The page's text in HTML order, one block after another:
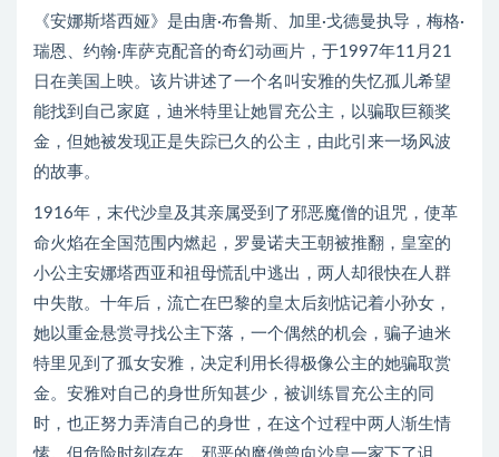
《安娜斯塔西娅》是由唐·布鲁斯、加里·戈德曼执导，梅格·
瑞恩、约翰·库萨克配音的奇幻动画片，于1997年11月21
日在美国上映。该片讲述了一个名叫安雅的失忆孤儿希望
能找到自己家庭，迪米特里让她冒充公主，以骗取巨额奖
金，但她被发现正是失踪已久的公主，由此引来一场风波
的故事。
1916年，末代沙皇及其亲属受到了邪恶魔僧的诅咒，使革
命火焰在全国范围内燃起，罗曼诺夫王朝被推翻，皇室的
小公主安娜塔西亚和祖母慌乱中逃出，两人却很快在人群
中失散。十年后，流亡在巴黎的皇太后刻惦记着小孙女，
她以重金悬赏寻找公主下落，一个偶然的机会，骗子迪米
特里见到了孤女安雅，决定利用长得极像公主的她骗取赏
金。安雅对自己的身世所知甚少，被训练冒充公主的同
时，也正努力弄清自己的身世，在这个过程中两人渐生情